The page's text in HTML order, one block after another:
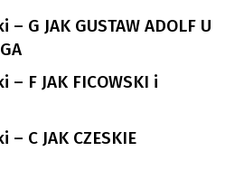
G JAK GUSTAW ADOLF U
F JAK FICOWSKI i
C JAK CZESKIE